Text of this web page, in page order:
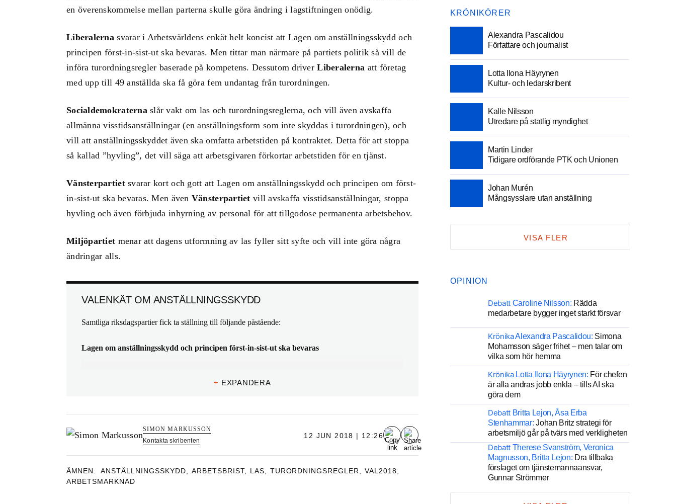
en överenskommelse mellan parterna skulle göra ändring i lagstiftningen onödig.
Liberalernasvarar i Arbetsvärldens enkät helt koncist att Lagen om anställningsskydd och
principen först-in-sist-ut ska bevaras. Men tittar man närmare på partiets politik så vill de
införa turordningsregler baserade på kompetens. Dessutom driverLiberalerna att företag
med upp till 49 anställda ska få göra fem undantag från turordningen.
Socialdemokraternaslår vakt om las och turordningsreglerna, och vill även avskaffa
allmänna visstidsanställningar (en anställningsform som inte skyddas i turordningen), och
vill att anställningsskyddet även ska omfatta arbetstiden på kontraktet. Detta för att stoppa
så kallad ”hyvling”, det vill säga att arbetsgivaren förkortar arbetstiden för en tjänst.
Vänsterpartietsvarar kort och gott att Lagen om anställningsskydd och principen om först-
in-sist-ut ska bevaras. Men även Vänsterpartiet vill avskaffa visstidsanställningar, stoppa
hyvling och även förbjuda inhyrning av personal för att tillgodose permanenta arbetsbehov.
Miljöpartiet menar att dagens utformning av las fyller sitt syfte och vill inte göra några
ändringar alls.
VALENKÄT OM ANSTÄLLNINGSSKYDD
Samtliga riksdagspartier fick ta ställning till följande påstående:
Lagen om anställningsskydd och principen först-in-sist-ut ska bevaras
Nej. Vi anser att arbetsrätten är föråldrad, orättvis och oflexibel. Vi vill att arbetsmarknadens parter,
arbetsgivarna och de anställda, ska bestämma mer över vilka spelregler som ska gälla. Då blir det
lättare att våga byta jobb och för många att få sitt första jobb. (Partiet vill helt slopa
turordningsreglerna för företag med upp till 50 anställda, red)
Miljöpartiet:
+ EXPANDERA
SIMON MARKUSSON
Kontakta skribenten
12 JUN 2018 | 12:26
ÄMNEN: ANSTÄLLNINGSSKYDD ARBETSBRIST, LAS TURORDNINGSREGLER VAL2018
ARBETSMARKNAD
KRÖNIKÖRER
Alexandra Pascalidou
Författare och journalist
Lotta Ilona Häyrynen
Kultur- och ledarskribent
Kalle Nilsson
Utredare på statlig myndighet
Martin Linder
Tidigare ordförande PTK och Unionen
Johan Murén
Mångsysslare utan anställning
VISA FLER
OPINION
Debatt Caroline Nilsson: Rädda
medarbetare bygger inget starkt försvar
KrönikaAlexandra Pascalidou: Simona
Mohamsson säger frihet – men talar om
vilka som hör hemma
Krönika Lotta Ilona Häyrynen: För chefen
är alla andras jobb enkla – tills AI ska
göra dem
Debatt Britta Lejon, Åsa Erba
Stenhammar: Johan Britz strategi för
arbetsmiljö går på tvärs med verkligheten
Debatt Therese Svanström, Veronica
Magnusson, Britta Lejon: Dra tillbaka
förslaget om tjänstemannaansvar,
Gunnar Strömmer